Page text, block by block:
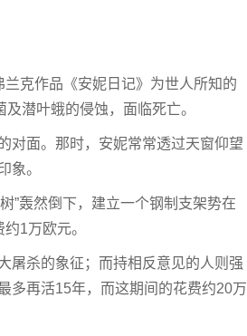
克作品《安妮日记》为世人所知的
及潜叶蛾的侵蚀，面临死亡。
对面。那时，安妮常常透过天窗仰望
象。
”轰然倒下，建立一个钢制支架势在
1万欧元。
屠杀的象征；而持相反意见的人则强
多再活15年，而这期间的花费约20万